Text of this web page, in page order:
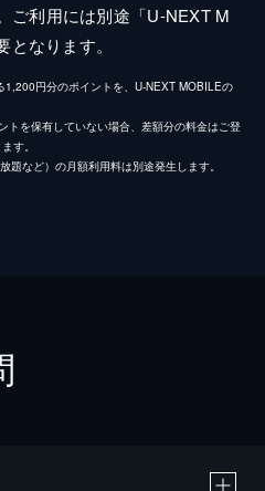
ご利用には別途「U-NEXT M
なります。
円分のポイントを、U-NEXT MOBILEの
トを保有していない場合、差額分の料金はご登
す。
など）の月額利用料は別途発生します。